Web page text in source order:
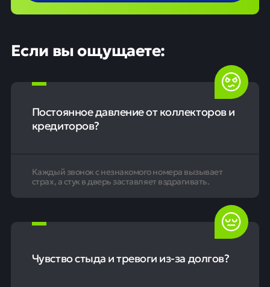
Если вы ощущаете:
Постоянное давление от коллекторов и
кредиторов?
Каждый звонок с незнакомого номера вызывает
страх, а стук в дверь заставляет вздрагивать.
Чувство стыда и тревоги из-за долгов?